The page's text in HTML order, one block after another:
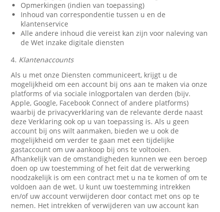
Opmerkingen (indien van toepassing)
Inhoud van correspondentie tussen u en de
klantenservice
Alle andere inhoud die vereist kan zijn voor naleving van
de Wet inzake digitale diensten
4. Klantenaccounts
Als u met onze Diensten communiceert, krijgt u de
mogelijkheid om een account bij ons aan te maken via onze
platforms of via sociale inlogportalen van derden (bijv.
Apple, Google, Facebook Connect of andere platforms)
waarbij de privacyverklaring van de relevante derde naast
deze Verklaring ook op u van toepassing is. Als u geen
account bij ons wilt aanmaken, bieden we u ook de
mogelijkheid om verder te gaan met een tijdelijke
gastaccount om uw aankoop bij ons te voltooien.
Afhankelijk van de omstandigheden kunnen we een beroep
doen op uw toestemming of het feit dat de verwerking
noodzakelijk is om een contract met u na te komen of om te
voldoen aan de wet. U kunt uw toestemming intrekken
en/of uw account verwijderen door contact met ons op te
nemen. Het intrekken of verwijderen van uw account kan